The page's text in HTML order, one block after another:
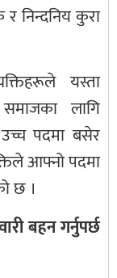
र निन्दनिय कुरा
यस्ता
लागि
पदमा बसेर
आफ्नो पदमा
छ ।
बहन गर्नुपर्छ